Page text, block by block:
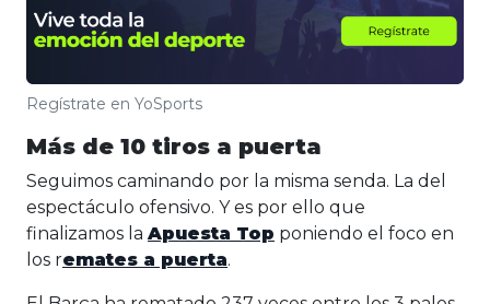
Regístrate en YoSports
Más de 10 tiros a puerta
Seguimos caminando por la misma senda. La del
espectáculo ofensivo. Y es por ello que
finalizamos laApuesta Top poniendo el foco en
los remates a puerta.